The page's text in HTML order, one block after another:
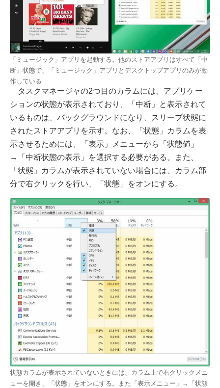
「ミュージック」アプリを起動する。他のストアアプリはすべて「中
断」状態で、「ミュージック」アプリとデスクトップアプリのみが動
作している
タスクマネージャの2つ目のカラムには、アプリケー
ションの状態が表示されており、「中断」と表示されて
いるものは、バックグラウンドになり、スリープ状態に
されたストアアプリを示す。なお、「状態」カラムを表
示させるためには、「表示」メニューから「状態値」
→「中断状態の表示」を選択する必要がある。また、
「状態」カラムが表示されていない場合には、カラム部
分で右クリックを行い、「状態」をオンにする。
状態カラムが表示されていないときには、カラム上で右クリックメニ
ューを開き、「状態」をオンにする。また「表示メニュー」→「状態